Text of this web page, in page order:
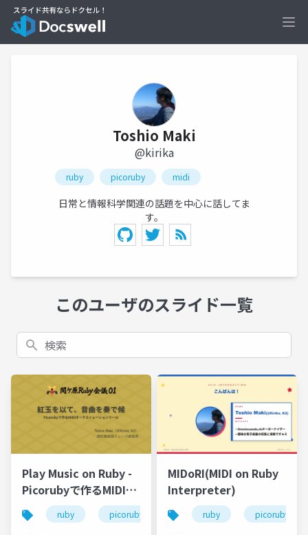
Toshio Maki
@kirika
ruby picoruby midi
日常と情報科学関連の話題を中心に話してま
す。
このユーザのスライド一覧
検索
Play Music on Ruby -
Picorubyで作るMIDIオ
ーケストレーションツ
ール -
ruby picoruby midi
MIDoRI(MIDI on Ruby
Interpreter)
ruby picoruby